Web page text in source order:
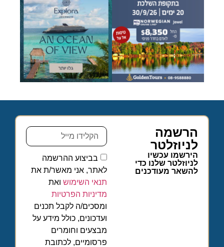
הרשמה
לניוזלטר
הירשמו עכשיו
לניוזלטר שלנו כדי
להשאר מעודכנים
בביצוע ההרשמה
לאתר, אני מאשר/ת את
תנאי השימוש ואת
מדיניות הפרטיות
ומסכים/ה לקבל תכנים
ועדכונים, כולל מידע על
מבצעים וחומרים
פרסומיים, לכתובת